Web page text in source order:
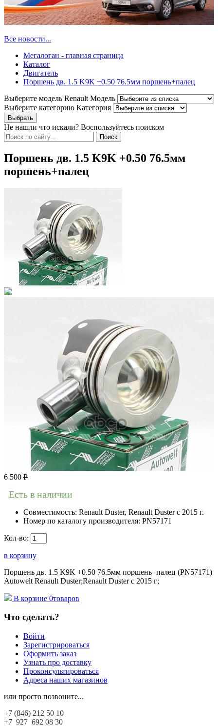
Все новости...
Мегалоган - главная страница
Каталог
Двигатель
Поршень дв. 1.5 K9K +0.50 76.5мм поршень+палец
Выберите модель Renault Модель
Выберите категорию Категория
Не нашли что искали? Воспользуйтесь поиском
Поршень дв. 1.5 K9K +0.50 76.5мм
поршень+палец
6 500 Р
Есть в наличии
Совместимость: Renault Duster, Renault Duster с 2015 г.
Номер по каталогу производителя: PN57171
Кол-во:
в корзину
Поршень дв. 1.5 K9K +0.50 76.5мм поршень+палец (PN57171)
Autowelt Renault Duster;Renault Duster с 2015 г;
В корзине 0товаров
Что сделать?
Войти
Зарегистрироваться
Оформить заказ
Узнать про доставку
Проконсультироваться
Адреса наших магазинов
или просто позвоните...
+7 (846) 212 50 10
+7 927 692 08 30